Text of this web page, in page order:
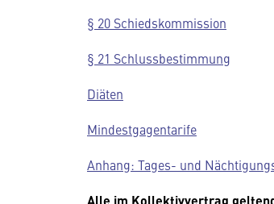
§ 20 Schiedskommission
§ 21 Schlussbestimmung
Diäten
Mindestgagentarife
Anhang: Tages- und